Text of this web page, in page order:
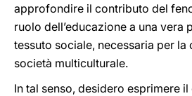
approfondire il contributo del
ruolo dell’educazione a una vera
tessuto sociale, necessaria per la
società multiculturale.
In tal senso, desidero esprimere